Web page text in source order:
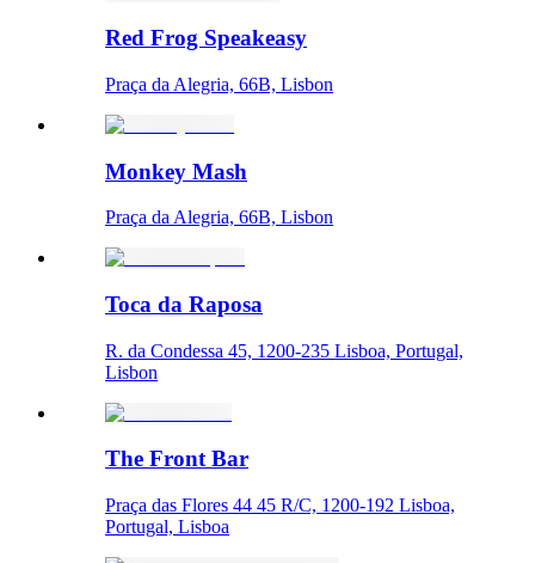
Red Frog Speakeasy
Praça da Alegria, 66B, Lisbon
Monkey Mash
Praça da Alegria, 66B, Lisbon
Toca da Raposa
R. da Condessa 45, 1200-235 Lisboa, Portugal,
Lisbon
The Front Bar
Praça das Flores 44 45 R/C, 1200-192 Lisboa,
Portugal, Lisboa